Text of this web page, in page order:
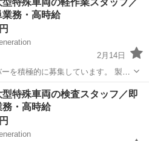
業務・高時給
2月14日
を積極的に募集しています。 製造
視しながらチームと協力し、優れ
。 未経験の方でも、手厚い研修と
...
半導体 業務
型特殊車両の検査スタッフ／即
務・高時給